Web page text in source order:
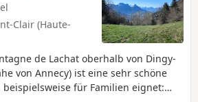
Clair (Haute-
de Lachat oberhalb von Dingy-
von Annecy) ist eine sehr schöne
für Familien eignet: